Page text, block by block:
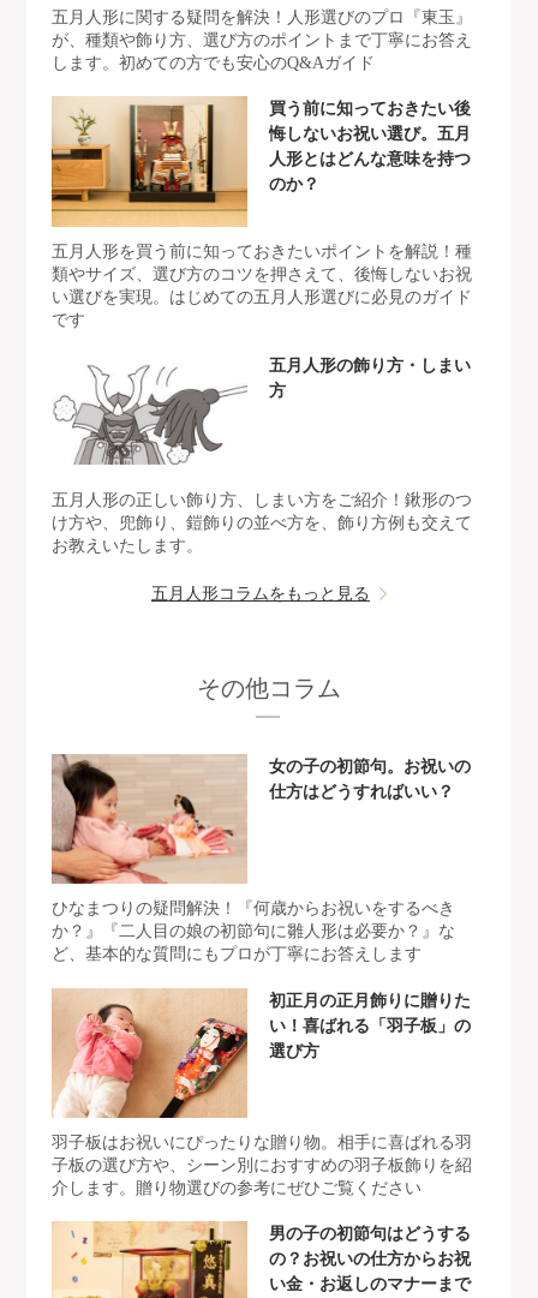
五月人形に関する疑問を解決！人形選びのプロ『東玉』
が、種類や飾り方、選び方のポイントまで丁寧にお答え
します。初めての方でも安心のQ&Aガイド
買う前に知っておきたい後
悔しないお祝い選び。五月
人形とはどんな意味を持つ
のか？
五月人形を買う前に知っておきたいポイントを解説！種
類やサイズ、選び方のコツを押さえて、後悔しないお祝
い選びを実現。はじめての五月人形選びに必見のガイド
です
五月人形の飾り方・しまい
方
五月人形の正しい飾り方、しまい方をご紹介！鍬形のつ
け方や、兜飾り、鎧飾りの並べ方を、飾り方例も交えて
お教えいたします。
五月人形コラムをもっと見る
その他コラム
女の子の初節句。お祝いの
仕方はどうすればいい？
ひなまつりの疑問解決！『何歳からお祝いをするべき
か？』『二人目の娘の初節句に雛人形は必要か？』な
ど、基本的な質問にもプロが丁寧にお答えします
初正月の正月飾りに贈りた
い！喜ばれる「羽子板」の
選び方
羽子板はお祝いにぴったりな贈り物。相手に喜ばれる羽
子板の選び方や、シーン別におすすめの羽子板飾りを紹
介します。贈り物選びの参考にぜひご覧ください
男の子の初節句はどうする
の？お祝いの仕方からお祝
い金・お返しのマナーまで